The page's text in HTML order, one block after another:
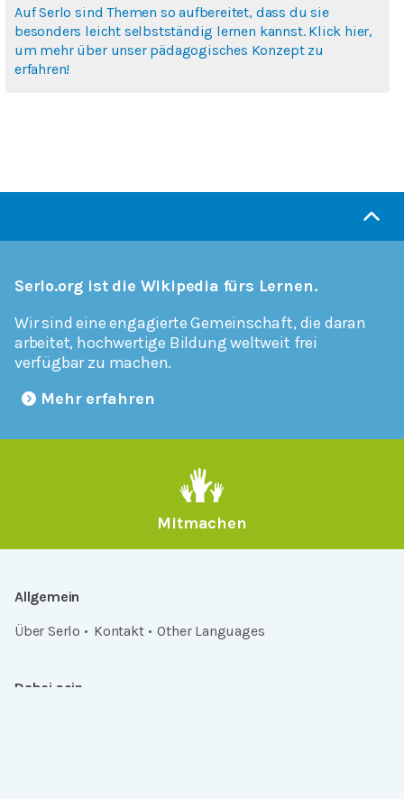
Auf Serlo sind Themen so aufbereitet, dass du sie
besonders leicht selbstständig lernen kannst. Klick hier,
um mehr über unser pädagogisches Konzept zu
erfahren!
Serlo.org ist die Wikipedia fürs Lernen.
Wir sind eine engagierte Gemeinschaft, die daran
arbeitet, hochwertige Bildung weltweit frei
verfügbar zu machen.
Mehr erfahren
Mitmachen
Allgemein
Über Serlo
Kontakt Other Languages
Dabei sein